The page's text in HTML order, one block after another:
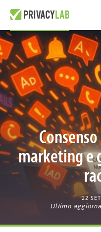
marketing e
22
Ultimo